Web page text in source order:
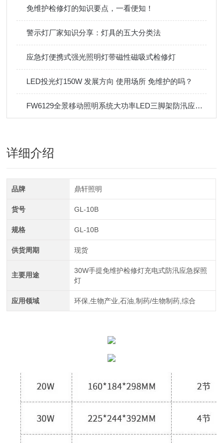
免维护检修灯的知识要点，一看便知！
警示灯厂家知识分享：灯具的五大分类法
应急灯便携式强光照明灯带磁性磁吸式检修灯
LED投光灯150W 发展方向 使用场所 免维护的吗？
FW6129全景移动照明系统大功率LED三脚架防汛应急便携工作灯
详细介绍
品牌 鼎轩照明
货号 GL-10B
规格 GL-10B
供货周期 现货
主要用途
30W手提免维护检修灯充电式防汛应急探照
灯
应用领域 环保,生物产业,石油,制药/生物制药,综合